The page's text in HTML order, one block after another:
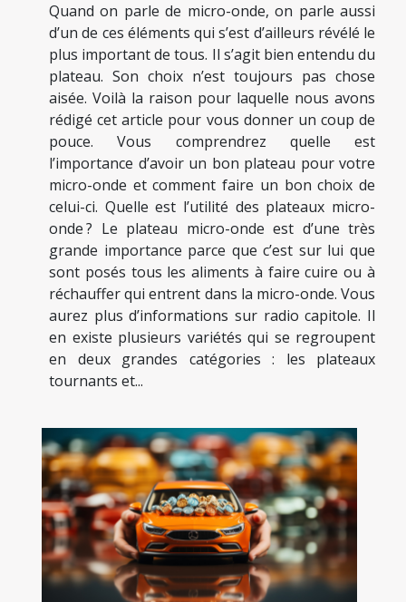
Quand on parle de micro-onde, on parle aussi
d’un de ces éléments qui s’est d’ailleurs révélé le
plus important de tous. Il s’agit bien entendu du
plateau. Son choix n’est toujours pas chose
aisée. Voilà la raison pour laquelle nous avons
rédigé cet article pour vous donner un coup de
pouce. Vous comprendrez quelle est
l’importance d’avoir un bon plateau pour votre
micro-onde et comment faire un bon choix de
celui-ci. Quelle est l’utilité des plateaux micro-
onde ? Le plateau micro-onde est d’une très
grande importance parce que c’est sur lui que
sont posés tous les aliments à faire cuire ou à
réchauffer qui entrent dans la micro-onde. Vous
aurez plus d’informations sur radio capitole. Il
en existe plusieurs variétés qui se regroupent
en deux grandes catégories : les plateaux
tournants et...